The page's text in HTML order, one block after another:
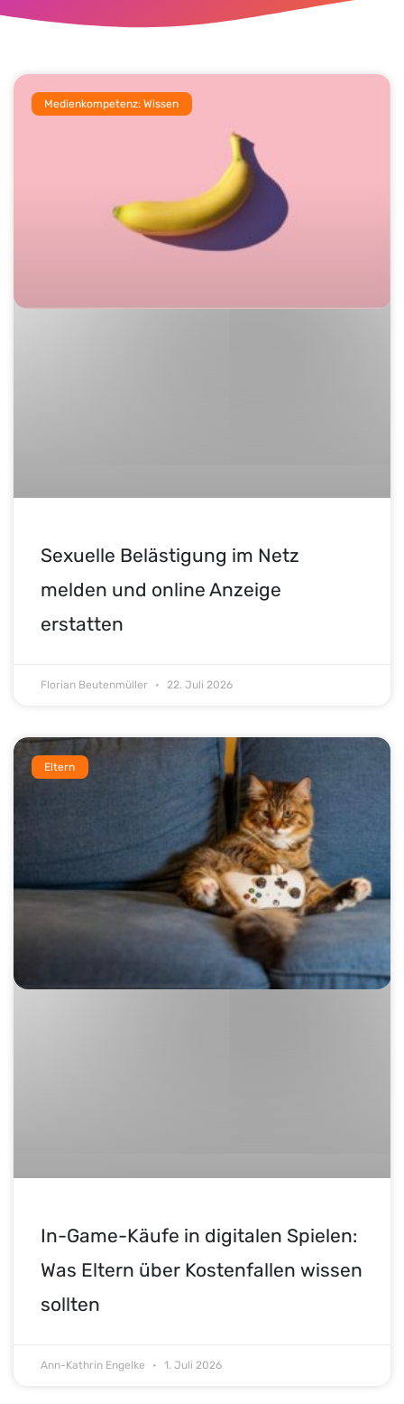
Medienkompetenz: Wissen
Sexuelle Belästigung im Netz
melden und online Anzeige
erstatten
Florian Beutenmüller 22. Juli 2026
Eltern
In-Game-Käufe in digitalen Spielen:
Was Eltern über Kostenfallen wissen
sollten
Ann-Kathrin Engelke 1. Juli 2026